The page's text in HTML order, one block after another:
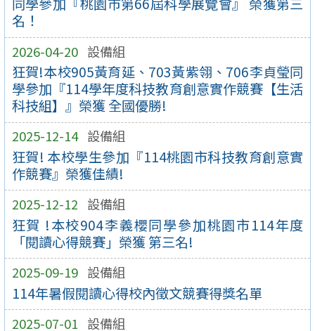
名！
2026-04-20 設備組
狂賀!本校905黃育延、703黃紫翎、706李貞瑩同
學參加『114學年度科技教育創意實作競賽【生活
科技組】』榮獲 全國優勝!
2025-12-14 設備組
狂賀! 本校學生參加『114桃園市科技教育創意實
作競賽』榮獲佳績!
2025-12-12 設備組
狂賀 !本校904李義櫻同學參加桃園市114年度
「閱讀心得競賽」榮獲 第三名!
2025-09-19 設備組
114年暑假閱讀心得校內徵文競賽得獎名單
2025-07-01 設備組